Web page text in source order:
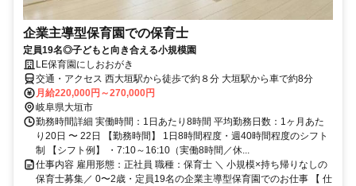
企業主導型保育園での保育士
定員19名◎子どもと向き合える小規模園
LE保育園にしおおがき
交通・アクセス 西大垣駅から徒歩で約８分 大垣駅から車で約8分
月給220,000円～270,000円
岐阜県大垣市
勤務時間詳細 実働時間：1日あたり8時間 平均勤務日数：1ヶ月あた
り20日 〜 22日 【勤務時間】 1日8時間程度・週40時間程度のシフト
制 【シフト例】 ・7:10～16:10（実働8時間／休...
仕事内容 雇用形態：正社員 職種：保育士 ＼ 小規模×持ち帰りなしの
保育士募集／ 0〜2歳・定員19名の企業主導型保育園でのお仕事 【 仕